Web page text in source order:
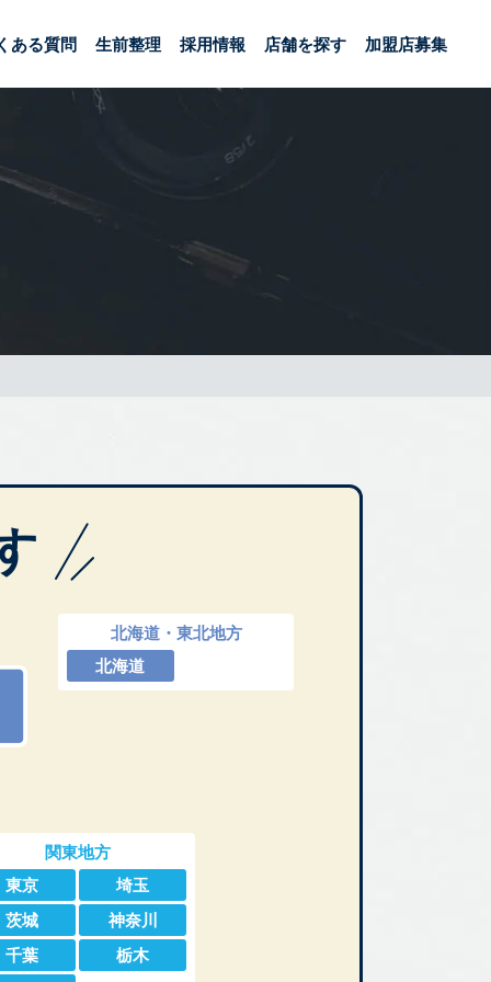
ある質問 生前整理 採用情報 店舗を探す 加盟店募集
北海道・東北地方
北海道
関東地方
東京
埼玉
茨城
神奈川
千葉
栃木